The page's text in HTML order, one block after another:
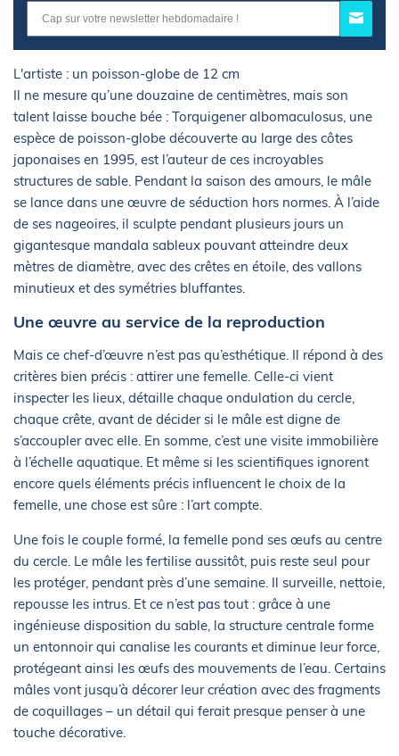
L'artiste : un poisson-globe de 12 cm
Il ne mesure qu’une douzaine de centimètres, mais son
talent laisse bouche bée : Torquigener albomaculosus, une
espèce de poisson-globe découverte au large des côtes
japonaises en 1995, est l’auteur de ces incroyables
structures de sable. Pendant la saison des amours, le mâle
se lance dans une œuvre de séduction hors normes. À l’aide
de ses nageoires, il sculpte pendant plusieurs jours un
gigantesque mandala sableux pouvant atteindre deux
mètres de diamètre, avec des crêtes en étoile, des vallons
minutieux et des symétries bluffantes.
Une œuvre au service de la reproduction
Mais ce chef-d’œuvre n’est pas qu’esthétique. Il répond à des
critères bien précis : attirer une femelle. Celle-ci vient
inspecter les lieux, détaille chaque ondulation du cercle,
chaque crête, avant de décider si le mâle est digne de
s’accoupler avec elle. En somme, c’est une visite immobilière
à l’échelle aquatique. Et même si les scientifiques ignorent
encore quels éléments précis influencent le choix de la
femelle, une chose est sûre : l’art compte.
Une fois le couple formé, la femelle pond ses œufs au centre
du cercle. Le mâle les fertilise aussitôt, puis reste seul pour
les protéger, pendant près d’une semaine. Il surveille, nettoie,
repousse les intrus. Et ce n’est pas tout : grâce à une
ingénieuse disposition du sable, la structure centrale forme
un entonnoir qui canalise les courants et diminue leur force,
protégeant ainsi les œufs des mouvements de l’eau. Certains
mâles vont jusqu’à décorer leur création avec des fragments
de coquillages – un détail qui ferait presque penser à une
touche décorative.